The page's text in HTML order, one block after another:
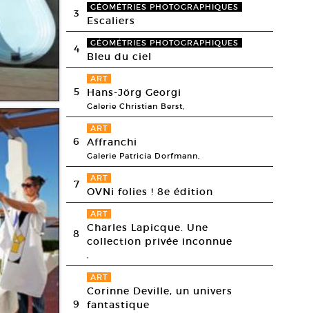
3 GÉOMÉTRIES PHOTOGRAPHIQUES
Escaliers
4 GÉOMÉTRIES PHOTOGRAPHIQUES
Bleu du ciel
5
ART
Hans-Jörg Georgi
Galerie Christian Berst,
6
ART
Affranchi
Galerie Patricia Dorfmann,
7 ART
OVNi folies ! 8e édition
8
ART
Charles Lapicque. Une
collection privée inconnue
,
9
ART
Corinne Deville, un univers
fantastique